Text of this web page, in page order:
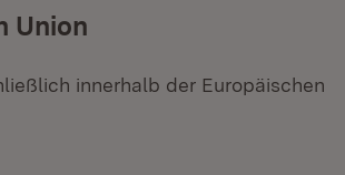
Union
innerhalb der Europäischen